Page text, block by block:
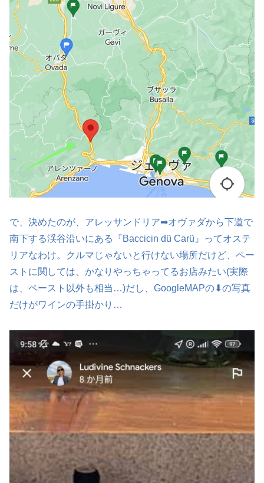
で、決めたのが、アレッサンドリア➡オヴァダから下道で
南下する渓谷沿いにある『Baccicin dü Carü』ってオステ
リアなわけ。クルマじゃないと行けない場所だけど、ペー
ストに関しては、かなりやっちゃってるお店みたい(実際
は、ペースト以外も相当…)だし、GoogleMAPの⬇の写真
だけがワインの手掛かり…